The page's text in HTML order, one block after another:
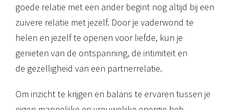
goede relatie met een ander begint nog altijd bij een
zuivere relatie met jezelf. Door je vaderwond te
helen en jezelf te openen voor liefde, kun je
genieten van de ontspanning, de intimiteit en
de gezelligheid van een partnerrelatie.
Om inzicht te krijgen en balans te ervaren tussen je